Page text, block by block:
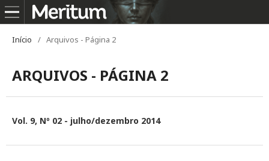
Início / Arquivos - Página 2
ARQUIVOS - PÁGINA 2
Vol. 9, Nº 02 - julho/dezembro 2014